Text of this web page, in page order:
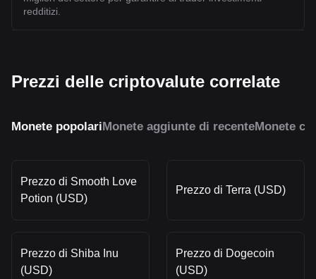
redditizi.
Prezzi delle criptovalute correlate
Monete popolariMonete aggiunte di recenteMonete
Prezzo di Smooth Love
Potion (USD)
Prezzo di Terra (USD)
Prezzo di Shiba Inu
(USD)
Prezzo di Dogecoin
(USD)